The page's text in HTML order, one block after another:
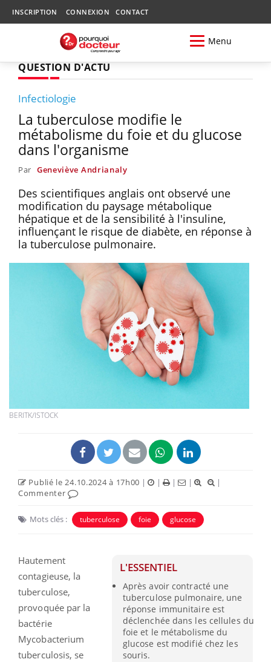
INSCRIPTION CONNEXION CONTACT
Menu
QUESTION D'ACTU
Infectiologie
La tuberculose modifie le
métabolisme du foie et du glucose
dans l'organisme
Par Geneviève Andrianaly
Des scientifiques anglais ont observé une
modification du paysage métabolique
hépatique et de la sensibilité à l'insuline,
influençant le risque de diabète, en réponse à
la tuberculose pulmonaire.
BERITK/ISTOCK
Publié le 24.10.2024 à 17h00 | | | |
|
Commenter
Mots clés : tuberculose foie glucose
L'ESSENTIEL
Après avoir contracté une
tuberculose pulmonaire, une
réponse immunitaire est
déclenchée dans les cellules du
foie et le métabolisme du
glucose est modifié chez les
souris.
Hautement
contagieuse, la
tuberculose,
provoquée par la
bactérie
Mycobacterium
tuberculosis, se